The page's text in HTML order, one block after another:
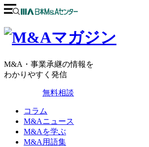
M&A・事業承継の情報を
わかりやすく発信
無料相談
コラム
M&Aニュース
M&Aを学ぶ
M&A用語集